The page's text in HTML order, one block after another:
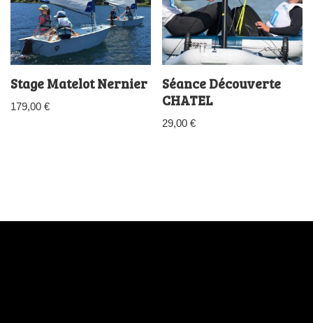
Stage Matelot Nernier
179,00 €
Séance Découverte
CHATEL
29,00€